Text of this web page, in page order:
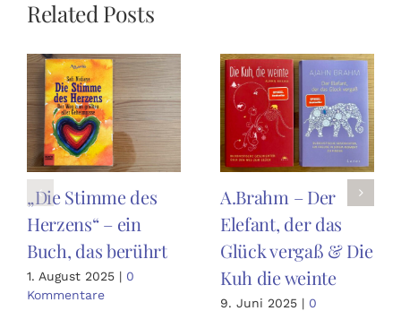
Related Posts
„Die Stimme des
Herzens“ – ein
Buch, das berührt
1. August 2025 | 0
Kommentare
A.Brahm – Der
Elefant, der das
Glück vergaß & Die
Kuh die weinte
9. Juni 2025 | 0